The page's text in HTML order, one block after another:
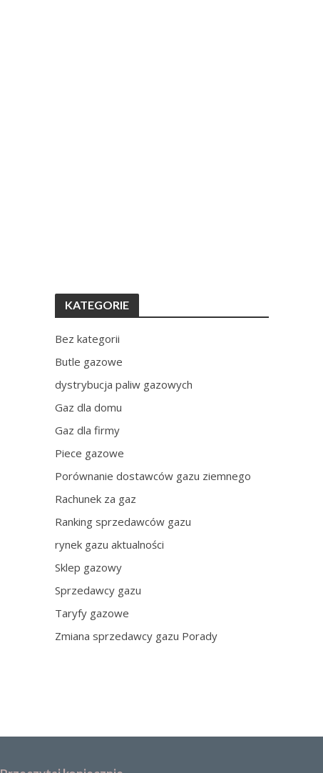
KATEGORIE
Bez kategorii
Butle gazowe
dystrybucja paliw gazowych
Gaz dla domu
Gaz dla firmy
Piece gazowe
Porównanie dostawców gazu ziemnego
Rachunek za gaz
Ranking sprzedawców gazu
rynek gazu aktualności
Sklep gazowy
Sprzedawcy gazu
Taryfy gazowe
Zmiana sprzedawcy gazu Porady